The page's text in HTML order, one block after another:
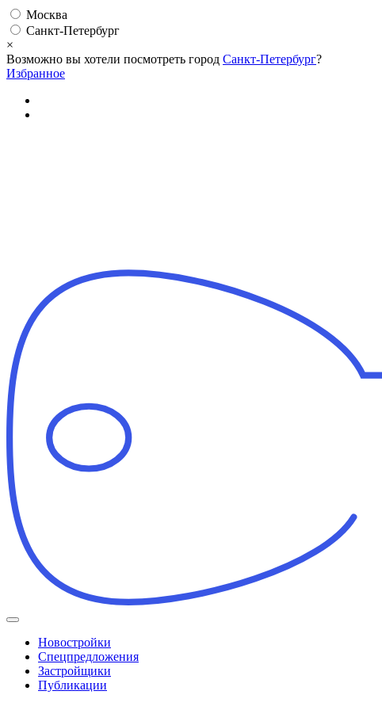
Москва
Санкт-Петербург
×
Возможно вы хотели посмотреть город Санкт-Петербург?
Избранное
Новостройки
Спецпредложения
Застройщики
Публикации